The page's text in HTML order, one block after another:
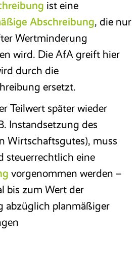
ist eine
Abschreibung, die nur
Wertminderung
wird. Die AfA greift hier
durch die
ersetzt.
Teilwert später wieder
Instandsetzung des
Wirtschaftsgutes), muss
steuerrechtlich eine
vorgenommen werden –
bis zum Wert der
abzüglich planmäßiger